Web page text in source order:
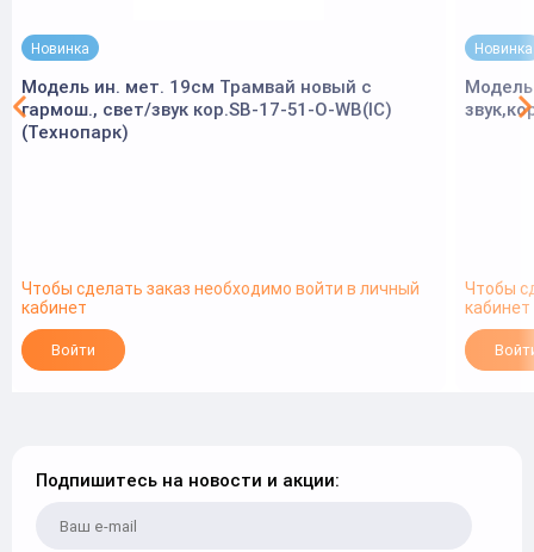
Новинка
Модель ин. мет. 19см Трамвай новый с
гармош., свет/звук кор.SB-17-51-O-WB(IC)
(Технопарк)
Чтобы сделать заказ необходимо войти в личный
кабинет
Войти
Новинка
Чтобы
кабинет
Подпишитесь на новости и акции: